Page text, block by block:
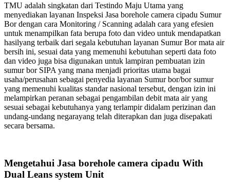
TMU adalah singkatan dari Testindo Maju Utama yang
menyediakan layanan Inspeksi Jasa borehole camera cipadu Sumur
Bor dengan cara Monitoring / Scanning adalah cara yang efesien
untuk menampilkan fata berupa foto dan video untuk mendapatkan
hasilyang terbaik dari segala kebutuhan layanan Sumur Bor mata air
bersih ini, sesuai data yang memenuhi kebutuhan seperti data foto
dan video juga bisa digunakan untuk lampiran pembuatan izin
sumur bor SIPA yang mana menjadi prioritas utama bagai
usaha/perusahan sebagai penyedia layanan Sumur bor/bor sumur
yang memenuhi kualitas standar nasional tersebut, dengan izin ini
melampirkan peranan sebagai pengambilan debit mata air yang
sesuai sebagai kebutuhanya yang terlampir didalam perizinan dan
undang-undang negarayang telah diterapkan dan juga disepakati
secara bersama.
Mengetahui Jasa borehole camera cipadu With
Dual Leans system Unit